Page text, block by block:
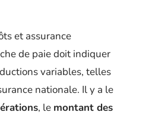
et assurance
de paie doit indiquer
variables, telles
nationale. Il y a le
, le montant des